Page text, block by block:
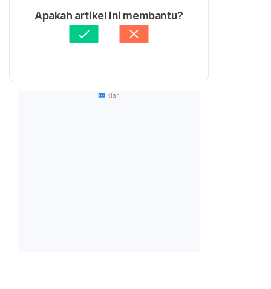
Apakah artikel ini membantu?
Iklan